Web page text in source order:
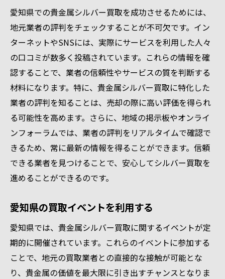
愛知県での貴金属シルバー買取を成功させるためには、
地元業者の評判をチェックすることが不可欠です。イン
ターネットやSNSには、実際にサービスを利用した人々
の口コミが数多く投稿されています。これらの情報を確
認することで、業者の信頼性やサービスの質を判断する
材料になります。特に、貴金属シルバー買取に特化した
業者の評判を知ることは、売却の際に高い評価を得られ
る可能性を高めます。さらに、地域の掲示板やオンライ
ンフォーラムでは、業者の評判をリアルタイムで確認で
きるため、常に最新の情報を得ることができます。信頼
できる業者を見つけることで、安心してシルバー買取を
進めることができるのです。
愛知県の買取イベントを利用する
愛知県では、貴金属シルバー買取に関するイベントが定
期的に開催されています。これらのイベントに参加する
ことで、地元の買取業者との直接的な接触が可能とな
り、貴金属の価値を最大限に引き出すチャンスとなりま